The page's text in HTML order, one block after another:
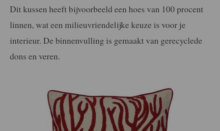
Dit kussen heeft bijvoorbeeld een hoes van 100 procent
linnen, wat een milieuvriendelijke keuze is voor je
interieur. De binnenvulling is gemaakt van gerecyclede
dons en veren.